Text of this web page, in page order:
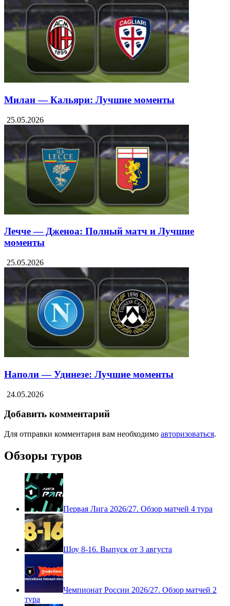
Милан — Кальяри: Лучшие моменты
25.05.2026
Лечче — Дженоа: Полный матч и Лучшие
моменты
25.05.2026
Наполи — Удинезе: Лучшие моменты
24.05.2026
Добавить комментарий
Для отправки комментария вам необходимо авторизоваться.
Обзоры туров
Первая Лига 2026/27. Обзор матчей 4 тура
Шоу 8-16. Выпуск от 3 августа
Чемпионат России 2026/27. Обзор матчей 2
тура